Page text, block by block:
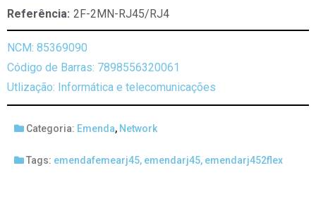
Referência: 2F-2MN-RJ45/RJ4
NCM: 85369090
Código de Barras: 7898556320061
Utlização: Informática e telecomunicações
Categoria: Emenda, Network
Tags: emendafemearj45, emendarj45, emendarj452flex